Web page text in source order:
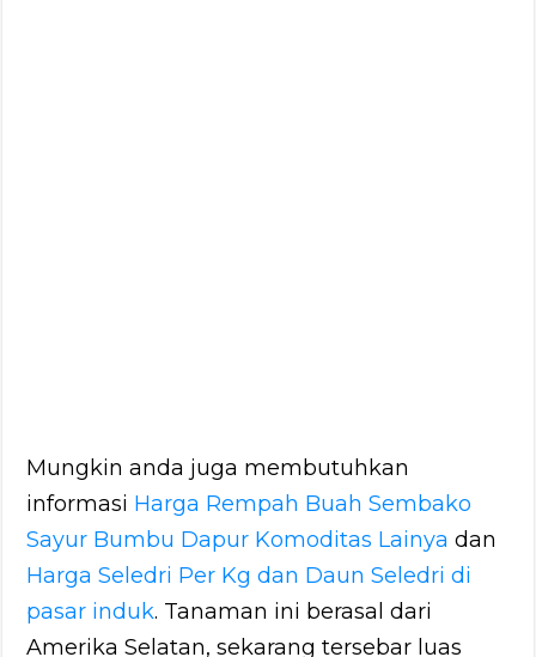
Mungkin anda juga membutuhkan
informasi Harga Rempah Buah Sembako
Sayur Bumbu Dapur Komoditas Lainya dan
Harga Seledri Per Kg dan Daun Seledri di
pasar induk. Tanaman ini berasal dari
Amerika Selatan, sekarang tersebar luas